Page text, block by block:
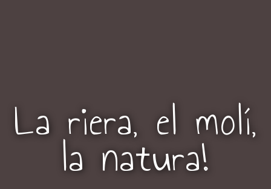
La riera, el molí,
la natura!